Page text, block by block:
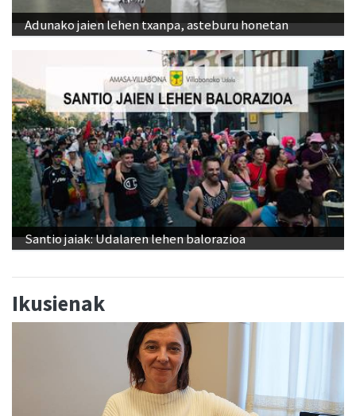
Adunako jaien lehen txanpa, asteburu honetan
Santio jaiak: Udalaren lehen balorazioa
Ikusienak